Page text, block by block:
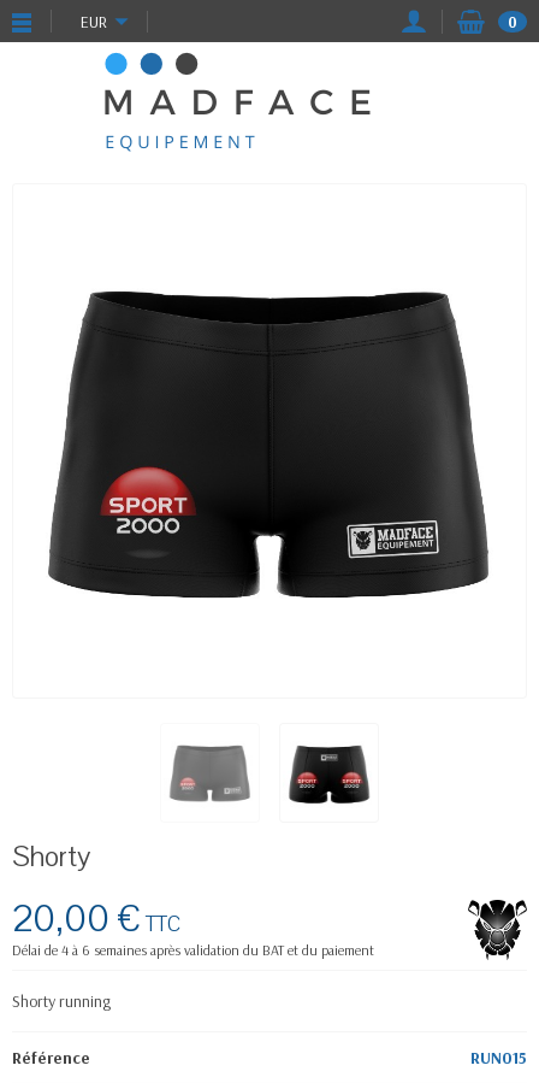
EUR 0
Shorty
20,00 € TTC
Délai de 4 à 6 semaines après validation du BAT et du paiement
Shorty running
Référence RUN015